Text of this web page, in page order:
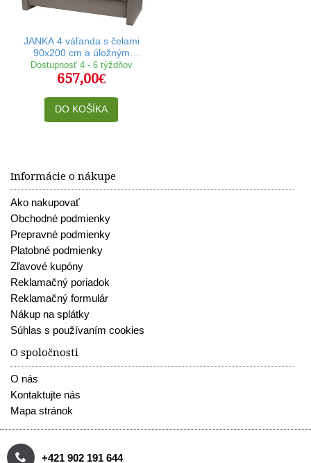
JANKA 4 váľanda s čelami
90x200 cm a úložným
priestorom
Dostupnosť 4 - 6 týždňov
657,00€
DO KOŠÍKA
Informácie o nákupe
Ako nakupovať
Obchodné podmienky
Prepravné podmienky
Platobné podmienky
Zľavové kupóny
Reklamačný poriadok
Reklamačný formulár
Nákup na splátky
Súhlas s používaním cookies
O spoločnosti
O nás
Kontaktujte nás
Mapa stránok
+421 902 191 644